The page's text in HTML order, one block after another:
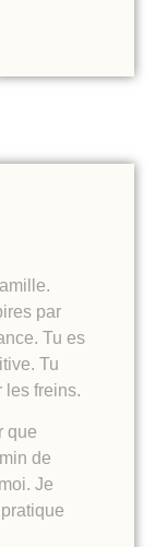
par
Tu es
Tu
les freins.
que
de
Je